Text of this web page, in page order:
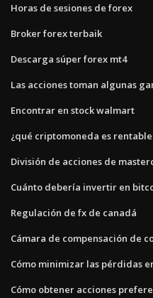
Horas de sesiones de forex
Broker forex terbaik
Descarga súper forex mt4
Las acciones toman algunas
Encontrar en stock walmart
¿qué criptomoneda es rentable
División de acciones de
Cuánto debería invertir en
Regulación de fx de canadá
Cámara de compensación de
Cómo minimizar las pérdidas
Cómo obtener acciones